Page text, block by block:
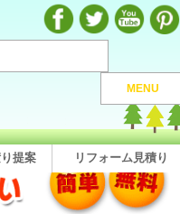
MENU
提案 リフォーム見積り
優良工務店が探せるハウジングバザール
合せ